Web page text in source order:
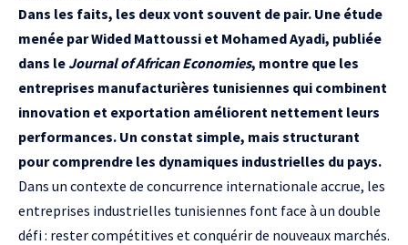
Dans les faits, les deux vont souvent de pair. Une étude
menée par Wided Mattoussi et Mohamed Ayadi, publiée
dans leJournal of African Economies, montre que les
entreprises manufacturières tunisiennes qui combinent
innovation et exportation améliorent nettement leurs
performances. Un constat simple, mais structurant
pour comprendre les dynamiques industrielles du pays.
Dans un contexte de concurrence internationale accrue, les
entreprises industrielles tunisiennes font face à un double
défi : rester compétitives et conquérir de nouveaux marchés.